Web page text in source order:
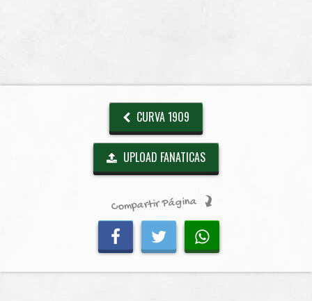
CURVA 1909
UPLOAD FANATICAS
Compartir Página